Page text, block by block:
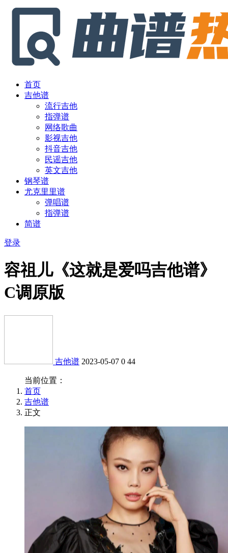
首页
吉他谱
流行吉他
指弹谱
网络歌曲
影视吉他
抖音吉他
民谣吉他
英文吉他
钢琴谱
尤克里里谱
弹唱谱
指弹谱
简谱
登录
容祖儿《这就是爱吗吉他谱》
C调原版
吉他谱 2023-05-07 0 44
当前位置：
首页
吉他谱
正文